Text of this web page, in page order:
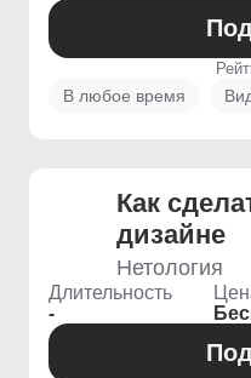
В любое время
Как
дизайне
Нетология
Длительность
-